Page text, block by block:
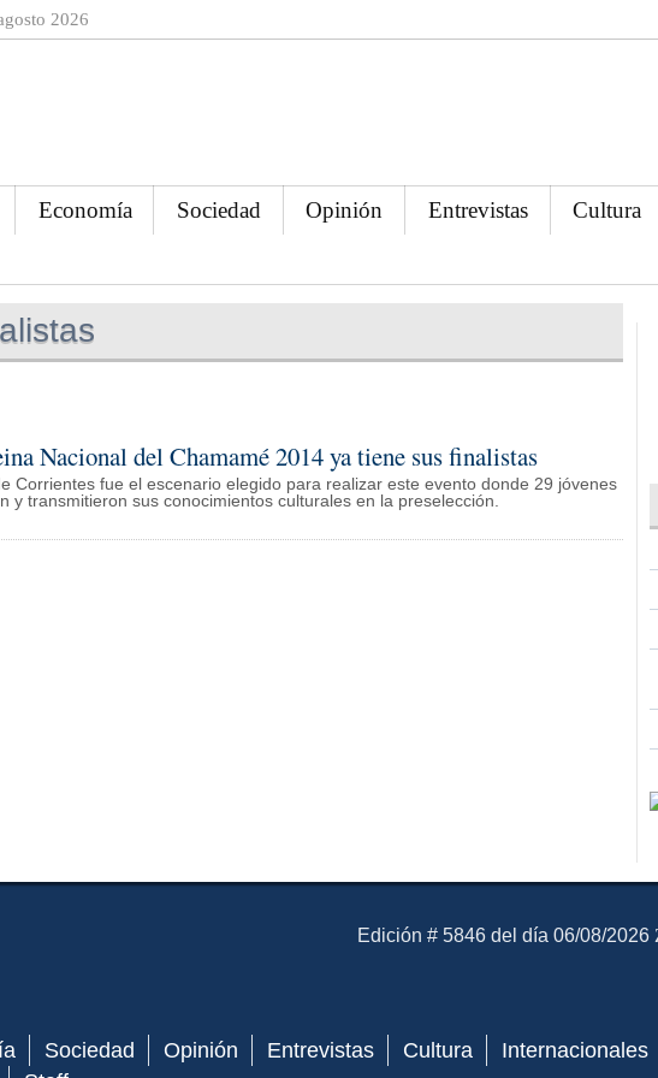
2026
Economía Sociedad Opinión Entrevistas Cultura
Nacional del Chamamé 2014 ya tiene sus finalistas
Corrientes fue el escenario elegido para realizar este evento donde 29 jóvenes
y transmitieron sus conocimientos culturales en la preselección.
El Mensajero Diario
Edición # 5846 del día 06/08/2026
Sociedad Opinión Entrevistas Cultura Internacionales